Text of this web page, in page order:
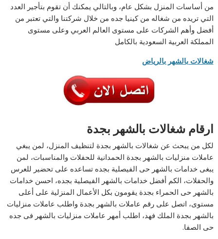
من أساسات المنزل بشكل عام، وبالتالي يمكنك أن تقوم بتأجير العدد
التي تريده من شغاله من كينيا جده من خلال شركتنا والتي تعتبر من
أفضل وأهم الشركات على مستوى العالم العربي وعلى مستوى
المملكة العربية السعودية بالكامل
شغالات بالشهر بالرياض
ارقام شغالات بالشهر بجدة
لكل من يبحث عن شغالات بالشهر بجدة لتنظيف المنزل، لمن يبغي
عاملات منزليات بالشهر بجدة الحمدانية للحفلات والمناسبات، لمن
يبغى خدامات بالشهر حى الفيصلية بجده تساعده على تحضير للعرس
والحفلات، الكم أفضل خدامات بالشهر الفيصلية بجده، احسن خدامات
بالشهر حى الحمراء بجدة يقومون بكل الأعمال المنزلية على أعلى
مستوى، اتصل على رقم عاملات بالشهر بجدة واطلب عاملات منزليات
بالشهر بجدة الملك فهد، اطلب أمهر عاملات منزليات بالشهر فى جده
حى الصفا.